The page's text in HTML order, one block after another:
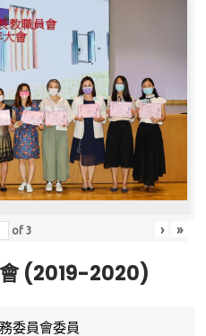
of3 › »
(2019-2020)
委員會委員